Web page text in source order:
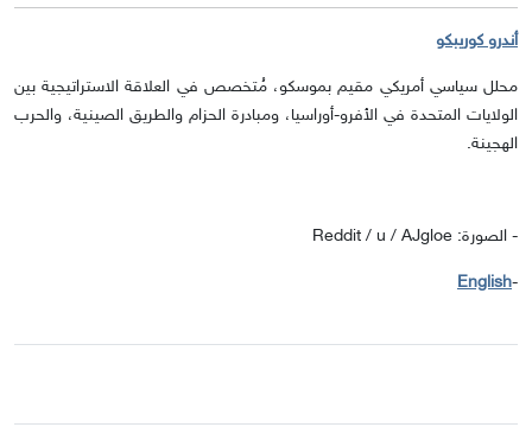
أندرو كوريبكو
محلل سياسي أمريكي مقيم بموسكو، مُتخصص في العلاقة الاستراتيجية بين
الولايات المتحدة في الأفرو-أوراسيا، ومبادرة الحزام والطريق الصينية، والحرب
الهجينة.
- الصورة: Reddit / u / AJgloe
-
English